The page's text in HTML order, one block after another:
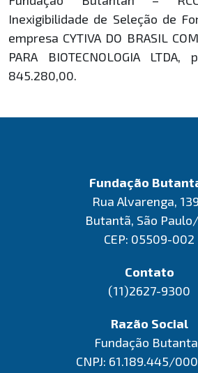
Inexigibilidade de Seleção de
empresa CYTIVA DO BRASIL
PARA BIOTECNOLOGIA
845.280,00.
Fundação
Rua Alvarenga,
Butantã, São
CEP: 05509-002
Contato
(11)2627-9300
Razão Social
Fundação
CNPJ: 61.189.445/